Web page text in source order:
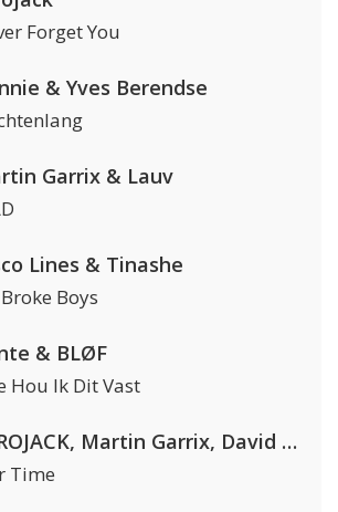
Forget You
& Yves Berendse
Garrix & Lauv
Lines & Tinashe
Boys
& BLØF
Hou Ik Dit Vast
AFROJACK, Martin Garrix, David Guetta & Amél
Time